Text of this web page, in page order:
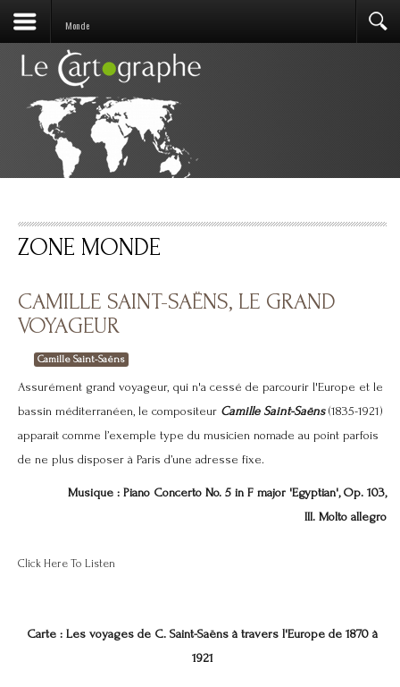
Monde
ZONE MONDE
CAMILLE SAINT-SAËNS, LE GRAND
VOYAGEUR
Camille Saint-Saëns
Assurément grand voyageur, qui n'a cessé de parcourir l'Europe et le
bassin méditerranéen, le compositeur Camille Saint-Saëns(1835-1921)
apparaît comme l’exemple type du musicien nomade au point parfois
de ne plus disposer à Paris d’une adresse fixe.
Musique : Piano Concerto No. 5 in F major 'Egyptian', Op. 103,
III. Molto allegro
Click Here To Listen
Carte : Les voyages de C. Saint-Saëns à travers l'Europe de 1870 à
1921